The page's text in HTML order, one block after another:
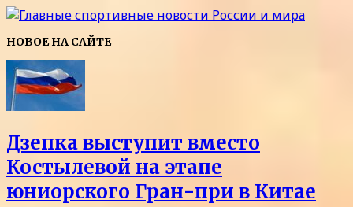
НОВОЕ НА САЙТЕ
Дзепка выступит вместо
Костылевой на этапе
юниорского Гран-при в Китае